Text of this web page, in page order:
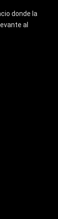
donde la
al